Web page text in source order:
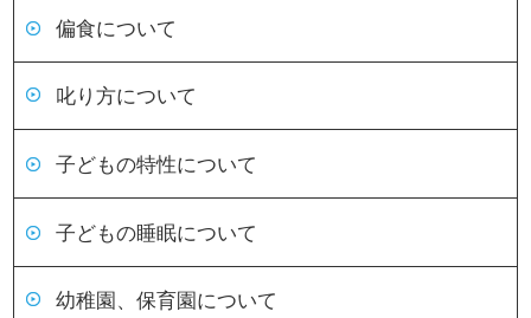
偏食について
叱り方について
子どもの特性について
子どもの睡眠について
幼稚園、保育園について